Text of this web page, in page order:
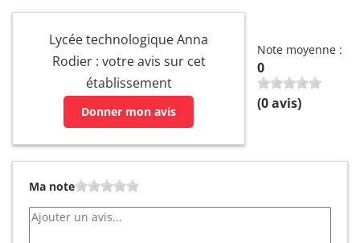
Lycée technologique Anna
Rodier : votre avis sur cet
établissement
Donner mon avis
Note moyenne :
0
(0avis)
Ma note